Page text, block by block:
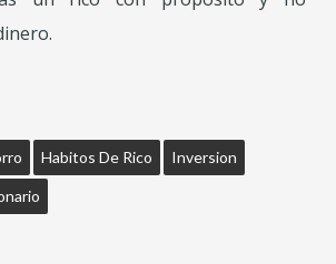
Habitos De Rico Inversion